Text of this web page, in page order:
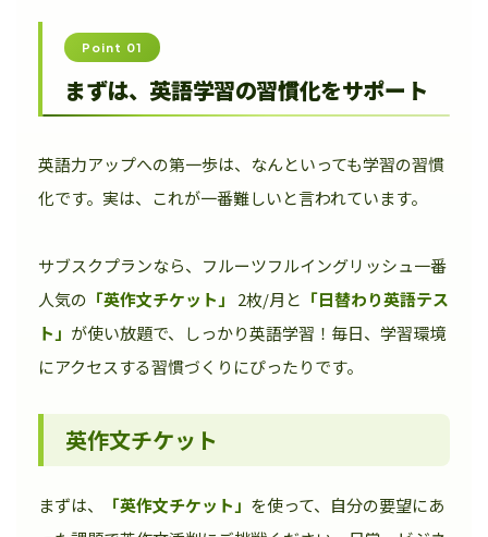
Point 01
まずは、英語学習の習慣化をサポート
英語力アップへの第一歩は、なんといっても学習の習慣
化です。実は、これが一番難しいと言われています。
サブスクプランなら、フルーツフルイングリッシュ一番
人気の 「英作文チケット」 2枚/月と 「日替わり英語テス
ト」 が使い放題で、しっかり英語学習！毎日、学習環境
にアクセスする習慣づくりにぴったりです。
英作文チケット
まずは、 「英作文チケット」 を使って、自分の要望にあ